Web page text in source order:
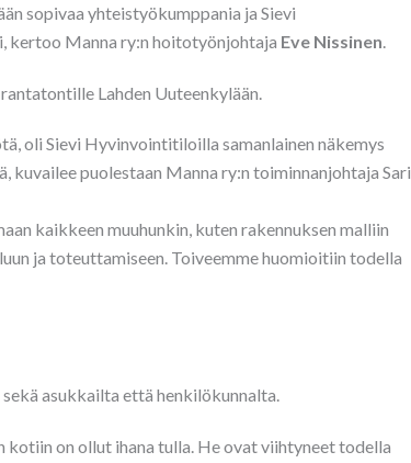
sopivaa yhteistyökumppania ja Sievi
Manna ry:n hoitotyönjohtaja Eve Nissinen.
Lahden Uuteenkylään.
oli Sievi Hyvinvointitiloilla samanlainen näkemys
kuvailee puolestaan Manna ry:n toiminnanjohtaja Sari
kaikkeen muuhunkin, kuten rakennuksen malliin
ja toteuttamiseen. Toiveemme huomioitiin todella
asukkailta että henkilökunnalta.
kotiin on ollut ihana tulla. He ovat viihtyneet todella